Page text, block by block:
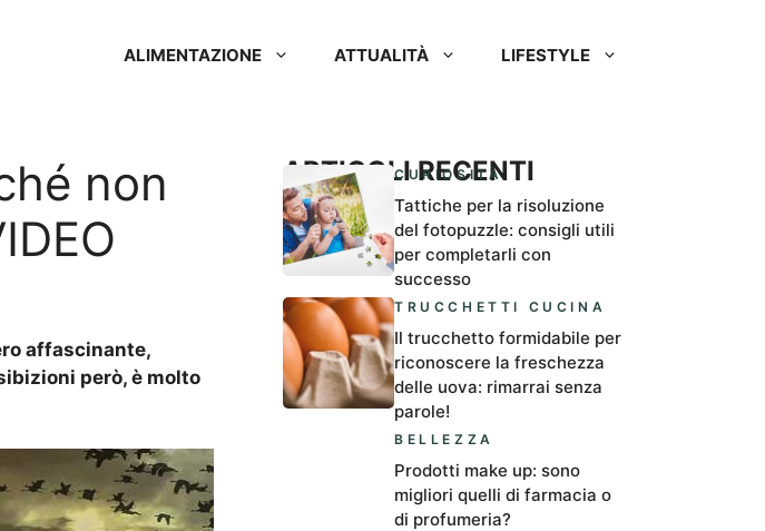
ALIMENTAZIONE ATTUALITÀ LIFESTYLE
non
affascinante,
però, è molto
ARTICOLI RECENTI
CURIOSITÀ
Tattiche per la risoluzione
del fotopuzzle: consigli utili
per completarli con
successo
TRUCCHETTI CUCINA
Il trucchetto formidabile per
riconoscere la freschezza
delle uova: rimarrai senza
parole!
BELLEZZA
Prodotti make up: sono
migliori quelli di farmacia o
di profumeria?